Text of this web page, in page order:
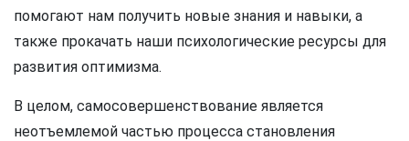
помогают нам получить новые знания и навыки, а
также прокачать наши психологические ресурсы для
развития оптимизма.
В целом, самосовершенствование является
неотъемлемой частью процесса становления